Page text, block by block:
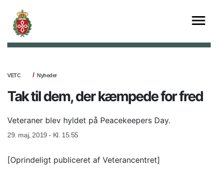
VETC Nyheder
Tak til dem, der kæmpede for fred
Veteraner blev hyldet på Peacekeepers Day.
29. maj, 2019 - Kl. 15.55
[Oprindeligt publiceret af Veterancentret]